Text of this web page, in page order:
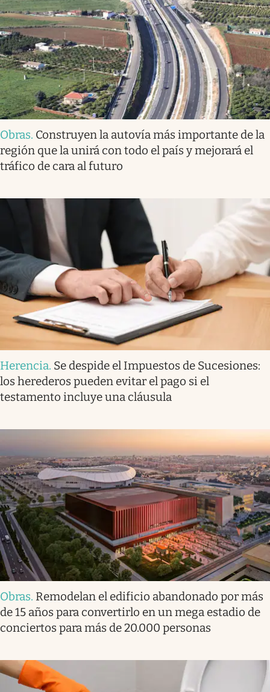
Obras. Construyen la autovía más importante de la
región que la unirá con todo el país y mejorará el
tráfico de cara al futuro
Herencia. Se despide el Impuestos de Sucesiones:
los herederos pueden evitar el pago si el
testamento incluye una cláusula
Obras. Remodelan el edificio abandonado por más
de 15 años para convertirlo en un mega estadio de
conciertos para más de 20.000 personas